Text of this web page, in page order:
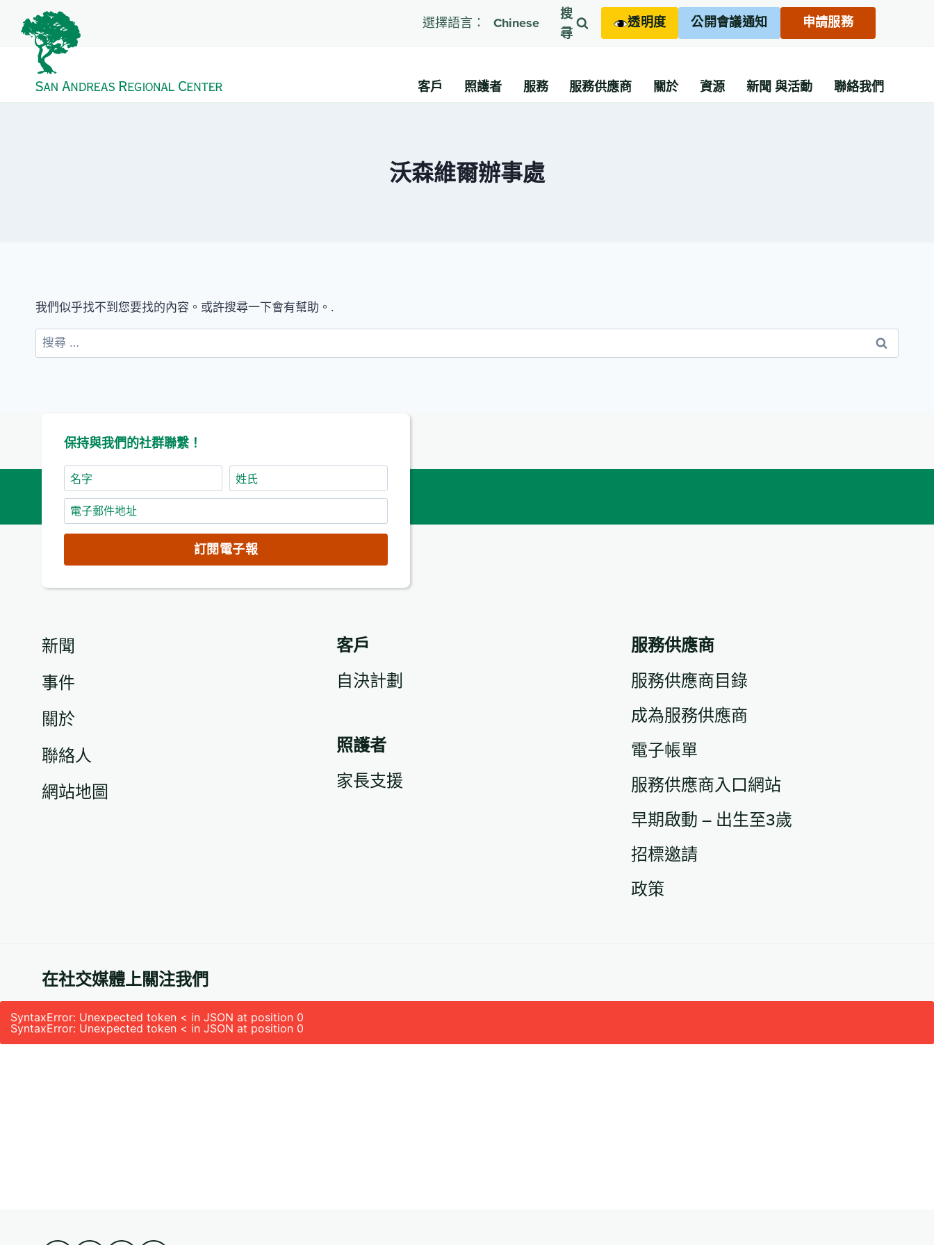
選擇語言： Chinese
搜
尋
透明度 公開會議通知 申請服務
客戶 照護者 服務 服務供應商 關於 資源 新聞 與活動 聯絡我們
沃森維爾辦事處
我們似乎找不到您要找的內容。或許搜尋一下會有幫助。.
搜
尋：
保持與我們的社群聯繫！
名
字
姓
氏
電
子
件
填)
訂閱電子報
新聞
事件
關於
聯絡人
網站地圖
客戶
自決計劃
照護者
家長支援
服務供應商
服務供應商目錄
成為服務供應商
電子帳單
服務供應商入口網站
早期啟動 – 出生至3歲
招標邀請
政策
在社交媒體上關注我們
SyntaxError: Unexpected token < in JSON at position 0
SyntaxError: Unexpected token < in JSON at position 0